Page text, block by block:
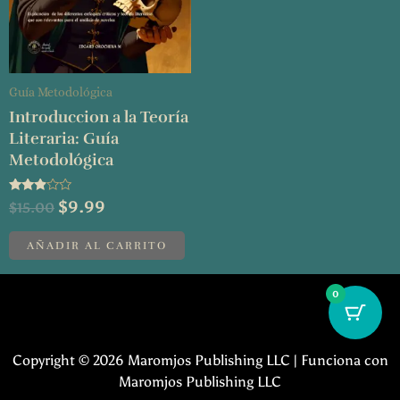
Guía Metodológica
Introduccion a la Teoría
Literaria: Guía
Metodológica
Valorado
con
de 5
$15.00 $9.99
AÑADIR AL CARRITO
Copyright © 2026 Maromjos Publishing LLC | Funciona con
Maromjos Publishing LLC
0